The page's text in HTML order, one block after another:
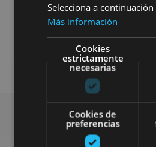
Visitas guiadas
Selecciona a
Más información
Cookies
estrictamente
necesarias
Cookies de
preferencias